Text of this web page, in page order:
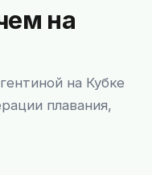
на
на Кубке
плавания,